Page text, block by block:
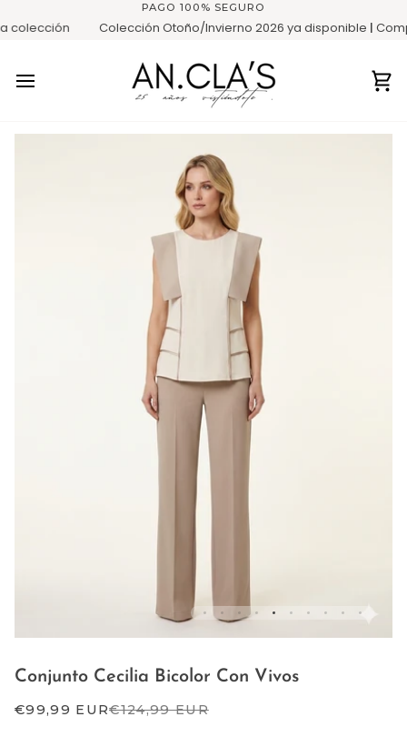
directamente
PAGO 100% SEGURO
Colección Otoño/Invierno 2026 ya disponible|
Conjunto Cecilia Bicolor Con Vivos
€99,99 EUR€124,99 EUR